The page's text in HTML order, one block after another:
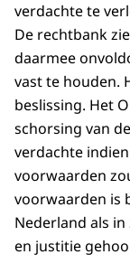
verdachte te
De rechtbank
daarmee
vast te houden.
beslissing. Het
schorsing van
verdachte
voorwaarden
voorwaarden is
Nederland als
en justitie